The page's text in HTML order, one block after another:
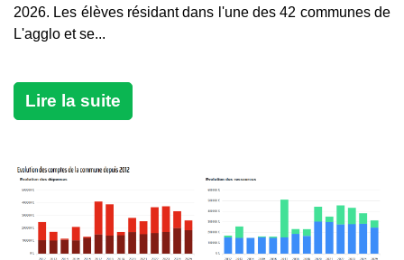
2026. Les élèves résidant dans l'une des 42 communes de
L'agglo et se...
Lire la suite